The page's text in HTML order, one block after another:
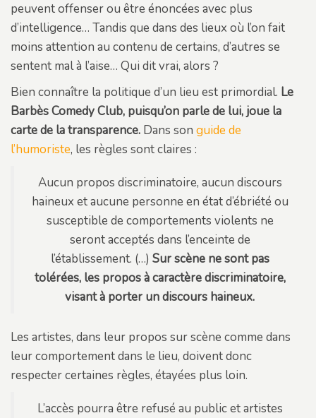
peuvent offenser ou être énoncées avec plus
d’intelligence… Tandis que dans des lieux où l’on fait
moins attention au contenu de certains, d’autres se
sentent mal à l’aise… Qui dit vrai, alors ?
Bien connaître la politique d’un lieu est primordial. Le
Barbès Comedy Club, puisqu’on parle de lui, joue la
carte de la transparence. Dans son guide de
l’humoriste, les règles sont claires :
Aucun propos discriminatoire, aucun discours
haineux et aucune personne en état d’ébriété ou
susceptible de comportements violents ne
seront acceptés dans l’enceinte de
l’établissement. (…) Sur scène ne sont pas
tolérées, les propos à caractère discriminatoire,
visant à porter un discours haineux.
Les artistes, dans leur propos sur scène comme dans
leur comportement dans le lieu, doivent donc
respecter certaines règles, étayées plus loin.
L’accès pourra être refusé au public et artistes